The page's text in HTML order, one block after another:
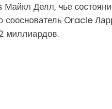
Делл, чье
сооснователь Oracle
миллиардов.